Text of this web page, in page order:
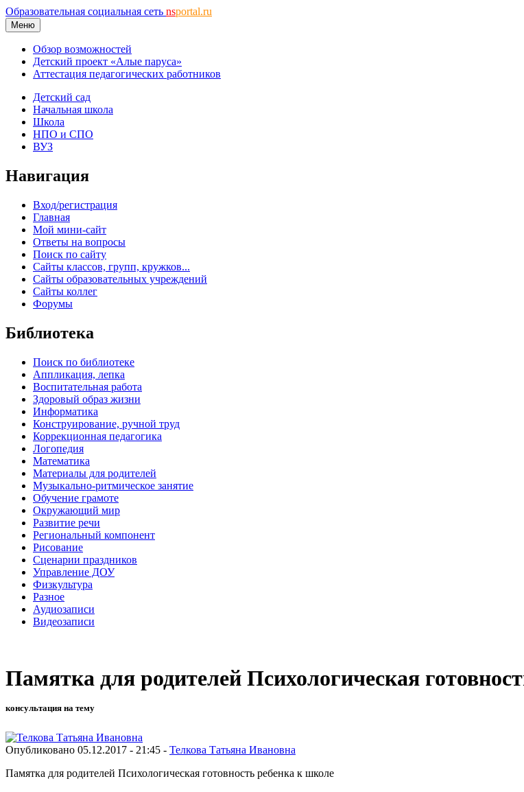
Образовательная социальная сеть nsportal.ru
Меню
Обзор возможностей
Детский проект «Алые паруса»
Аттестация педагогических работников
Детский сад
Начальная школа
Школа
НПО и СПО
ВУЗ
Навигация
Вход/регистрация
Главная
Мой мини-сайт
Ответы на вопросы
Поиск по сайту
Сайты классов, групп, кружков...
Сайты образовательных учреждений
Сайты коллег
Форумы
Библиотека
Поиск по библиотеке
Аппликация, лепка
Воспитательная работа
Здоровый образ жизни
Информатика
Конструирование, ручной труд
Коррекционная педагогика
Логопедия
Математика
Материалы для родителей
Музыкально-ритмическое занятие
Обучение грамоте
Окружающий мир
Развитие речи
Региональный компонент
Рисование
Сценарии праздников
Управление ДОУ
Физкультура
Разное
Аудиозаписи
Видеозаписи
Памятка для родителей Психологическая
консультация на тему
Опубликовано 05.12.2017 - 21:45 - Телкова Татьяна Ивановна
Памятка для родителей Психологическая готовность ребенка к школе